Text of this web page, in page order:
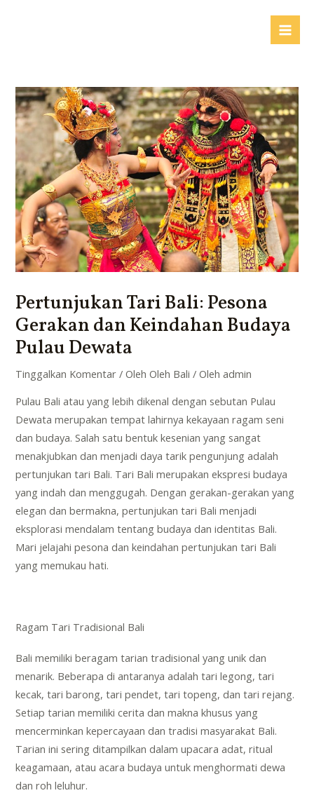
Pertunjukan Tari Bali: Pesona
Gerakan dan Keindahan Budaya
Pulau Dewata
Tinggalkan Komentar /Oleh Oleh Bali / Olehadmin
Pulau Bali atau yang lebih dikenal dengan sebutan Pulau
Dewata merupakan tempat lahirnya kekayaan ragam seni
dan budaya. Salah satu bentuk kesenian yang sangat
menakjubkan dan menjadi daya tarik pengunjung adalah
pertunjukan tari Bali. Tari Bali merupakan ekspresi budaya
yang indah dan menggugah. Dengan gerakan-gerakan yang
elegan dan bermakna, pertunjukan tari Bali menjadi
eksplorasi mendalam tentang budaya dan identitas Bali.
Mari jelajahi pesona dan keindahan pertunjukan tari Bali
yang memukau hati.
Ragam Tari Tradisional Bali
Bali memiliki beragam tarian tradisional yang unik dan
menarik. Beberapa di antaranya adalah tari legong, tari
kecak, tari barong, tari pendet, tari topeng, dan tari rejang.
Setiap tarian memiliki cerita dan makna khusus yang
mencerminkan kepercayaan dan tradisi masyarakat Bali.
Tarian ini sering ditampilkan dalam upacara adat, ritual
keagamaan, atau acara budaya untuk menghormati dewa
dan roh leluhur.